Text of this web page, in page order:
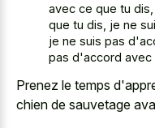
avec ce que tu
que tu dis, je ne
je ne suis pas
pas d'accord avec
Prenez le temps
chien de sauvetage